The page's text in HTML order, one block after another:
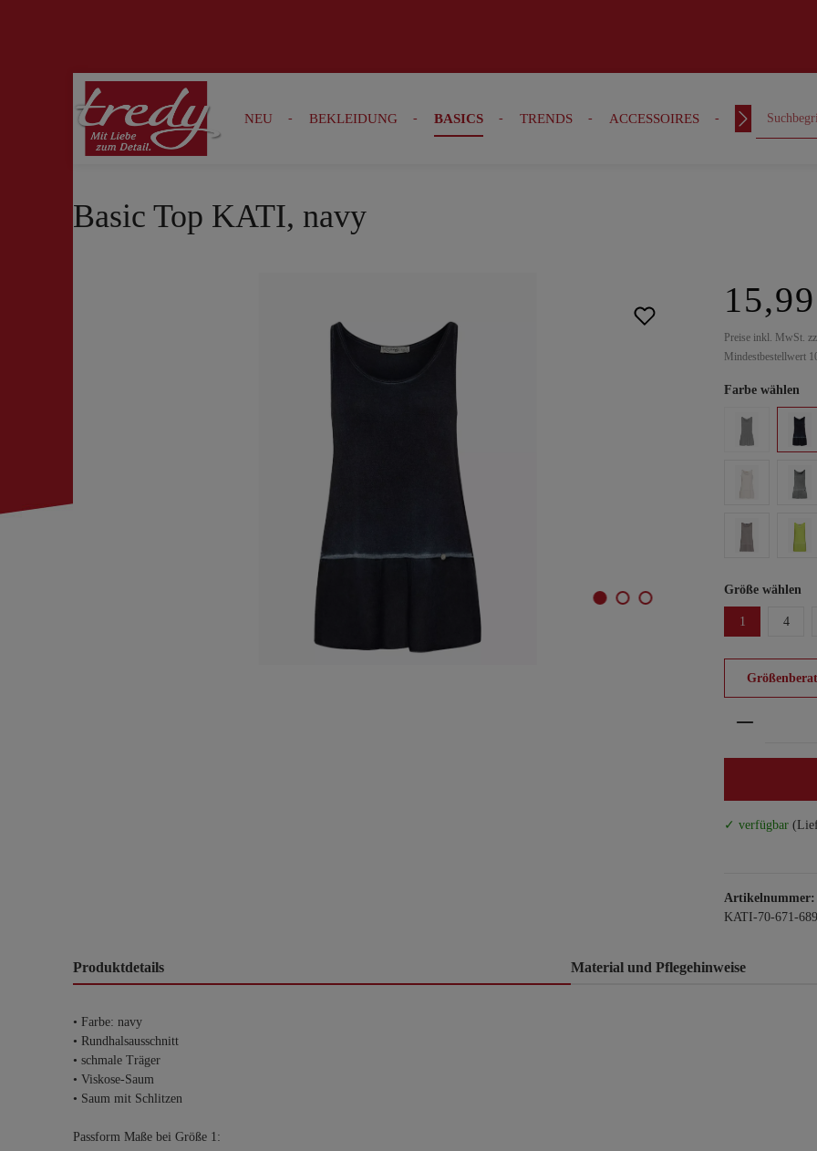
Zur Suche springen Zur Hauptnavigation springen
NEU BEKLEIDUNG BASICS TRENDS ACCESSOIRES OUTFITS
Basic Top KATI, navy
Preise inkl. MwSt.
Mindestbestellwert
Farbe wählen
Größe wählen
1 4
Produkt
✓ verfügbar
Artikelnummer:
KATI-70-671-689
Produktdetails Material und Pflegehinweise
• Farbe: navy
• Rundhalsausschnitt
• schmale Träger
• Viskose-Saum
• Saum mit Schlitzen
Passform Maße bei Größe 1: